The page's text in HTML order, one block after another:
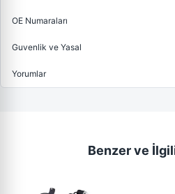
OE Numaraları
Guvenlik ve Yasal
Yorumlar
Benzer ve